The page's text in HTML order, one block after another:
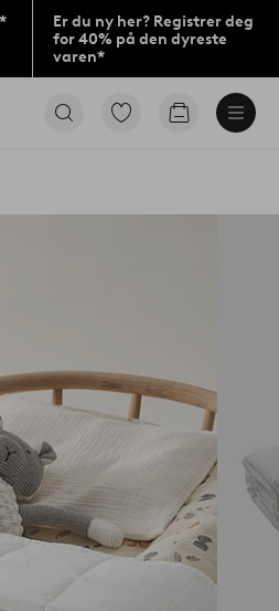
Er du ny her? Registrer deg
for 40% på den dyreste
varen*
Gå
Gå